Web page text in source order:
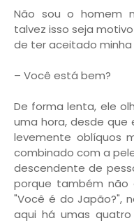
Não sou o homem
talvez isso seja
de ter aceitado
– Você está bem?
De forma lenta, ele
uma hora, desde que
levemente oblíquos
combinado com a
descendente de
porque também não
"Você é do Japão?",
aqui há umas